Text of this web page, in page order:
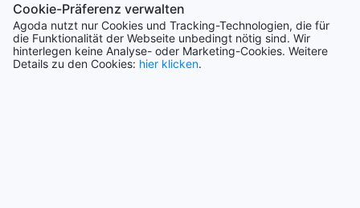
Mehr anzeigen
Alle anzeigen
Cookie-Präferenz verwalten
Agoda nutzt nur Cookies und Tracking-Technologien, die für
die Funktionalität der Webseite unbedingt nötig sind. Wir
hinterlegen keine Analyse- oder Marketing-Cookies. Weitere
Details zu den Cookies: hier klicken.